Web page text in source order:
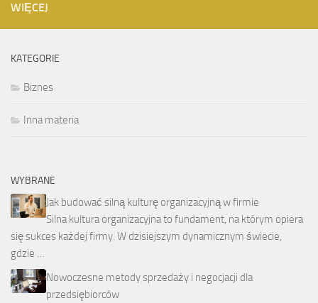
WIĘCEJ
KATEGORIE
Biznes
Inna materia
WYBRANE
Jak budować silną kulturę organizacyjną w firmie
Silna kultura organizacyjna to fundament, na którym opiera
się sukces każdej firmy. W dzisiejszym dynamicznym świecie,
gdzie …
Nowoczesne metody sprzedaży i negocjacji dla
przedsiębiorców